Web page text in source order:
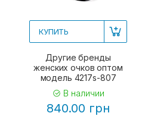
КУПИТЬ
Другие бренды
женских очков оптом
модель 4217s-807
В наличии
840.00 грн